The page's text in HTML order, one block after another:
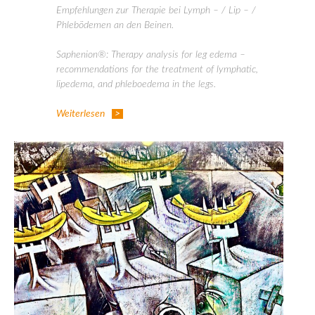
Empfehlungen zur Therapie bei Lymph – / Lip – /
Phlebödemen an den Beinen.
Saphenion®: Therapy analysis for leg edema –
recommendations for the treatment of lymphatic,
lipedema, and phleboedema in the legs.
Weiterlesen